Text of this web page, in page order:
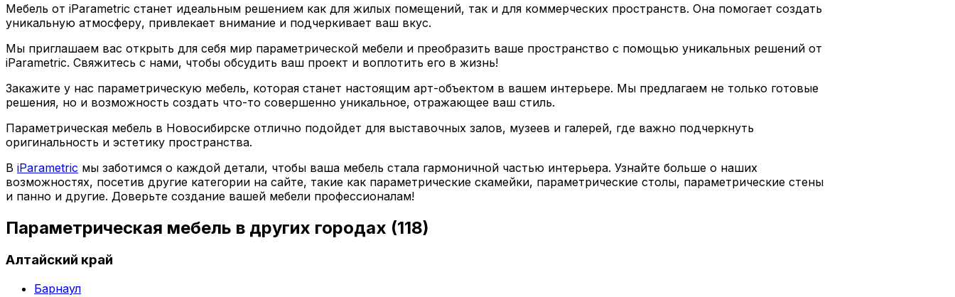
Мебель от iParametric станет идеальным решением как для жилых помещений, так и для коммерческих пространств. Она помогает создать
уникальную атмосферу, привлекает внимание и подчеркивает ваш вкус.
Мы приглашаем вас открыть для себя мир параметрической мебели и преобразить ваше пространство с помощью уникальных решений от
iParametric. Свяжитесь с нами, чтобы обсудить ваш проект и воплотить его в жизнь!
Закажите у нас параметрическую мебель, которая станет настоящим арт-объектом в вашем интерьере. Мы предлагаем не только готовые
решения, но и возможность создать что-то совершенно уникальное, отражающее ваш стиль.
Параметрическая мебель в Новосибирске отлично подойдет для выставочных залов, музеев и галерей, где важно подчеркнуть
оригинальность и эстетику пространства.
В iParametric мы заботимся о каждой детали, чтобы ваша мебель стала гармоничной частью интерьера. Узнайте больше о наших
возможностях, посетив другие категории на сайте, такие как параметрические скамейки, параметрические столы, параметрические стены
и панно и другие. Доверьте создание вашей мебели профессионалам!
Параметрическая мебель в других городах (118)
Алтайский край
Барнаул